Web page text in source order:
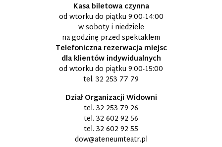
Kasa biletowa czynna
od wtorku do piątku 9:00-14:00
w soboty i niedziele
na godzinę przed spektaklem
Telefoniczna rezerwacja miejsc
dla klientów indywidualnych
od wtorku do piątku 9:00-15:00
tel. 32 253 77 79
Dział Organizacji Widowni
tel. 32 253 79 26
tel. 32 602 92 56
tel. 32 602 92 55
dow@ateneumteatr.pl